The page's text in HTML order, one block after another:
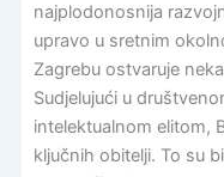
najplodonosnija
upravo u sretnim
Zagrebu ostvaruje
Sudjelujući u
intelektualnom elitom,
ključnih obitelji. To su